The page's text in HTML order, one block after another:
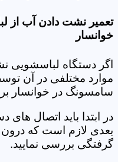
تعمیر نشت دادن آب از
خوانسار
اگر دستگاه لباسشویی
موارد مختلفی در آن
سامسونگ در خوانسار
در ابتدا باید اتصال
بعدی لازم است که
گرفتگی بررسی نمایید.